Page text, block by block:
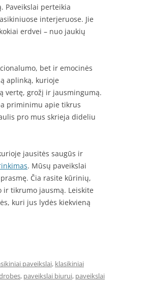
perteikia
interjeruose. Jie
erdvei – nuo jaukių
bet ir emocinės
aplinką, kurioje
vertę, grožį ir jausmingumą.
priminimu apie tikrus
pro mus skrieja dideliu
jausitės saugūs ir
. Mūsų paveikslai
Čia rasite kūrinių,
tikrumo jausmą. Leiskite
kuri jus lydės kiekvieną
paveikslai, klasikiniai
, paveikslai biurui, paveikslai